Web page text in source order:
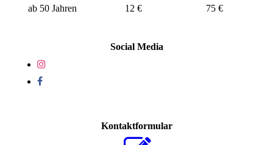
ab 50 Jahren
12 € 75 €
Social Media
Kontaktformular